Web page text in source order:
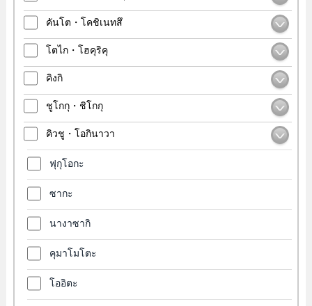
คันโต・โคชิเนทสึ
โตไก・โฮคุริคุ
คิงกิ
ชูโกกุ・ชิโกกุ
คิวชู・โอกินาวา
ฟุกุโอกะ
ซากะ
นางาซากิ
คุมาโมโตะ
โออิตะ